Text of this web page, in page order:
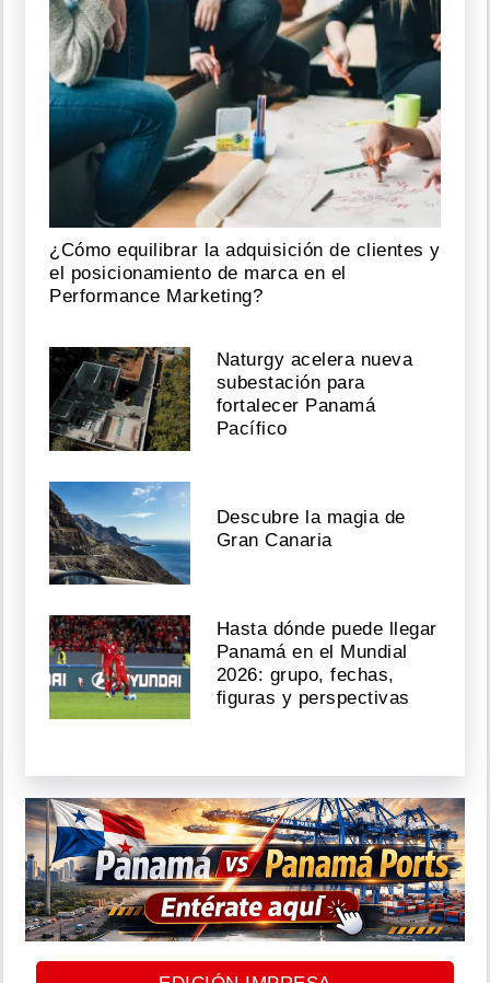
¿Cómo equilibrar la adquisición de clientes y
el posicionamiento de marca en el
Performance Marketing?
Naturgy acelera nueva
subestación para
fortalecer Panamá
Pacífico
Descubre la magia de
Gran Canaria
Hasta dónde puede llegar
Panamá en el Mundial
2026: grupo, fechas,
figuras y perspectivas